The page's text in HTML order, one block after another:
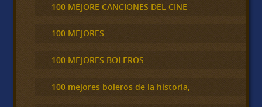
100 MEJORE CANCIONES DEL CINE
100 MEJORES
100 MEJORES BOLEROS
100 mejores boleros de la historia,